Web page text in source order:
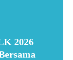
2026